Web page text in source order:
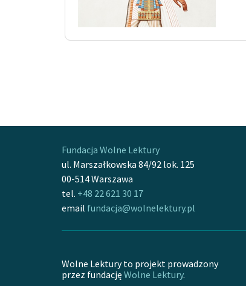
Fundacja Wolne Lektury
ul. Marszałkowska 84/92 lok. 125
00-514 Warszawa
tel. +48 22 621 30 17
email fundacja@wolnelektury.pl
Wolne Lektury to projekt prowadzony
przez fundację Wolne Lektury.